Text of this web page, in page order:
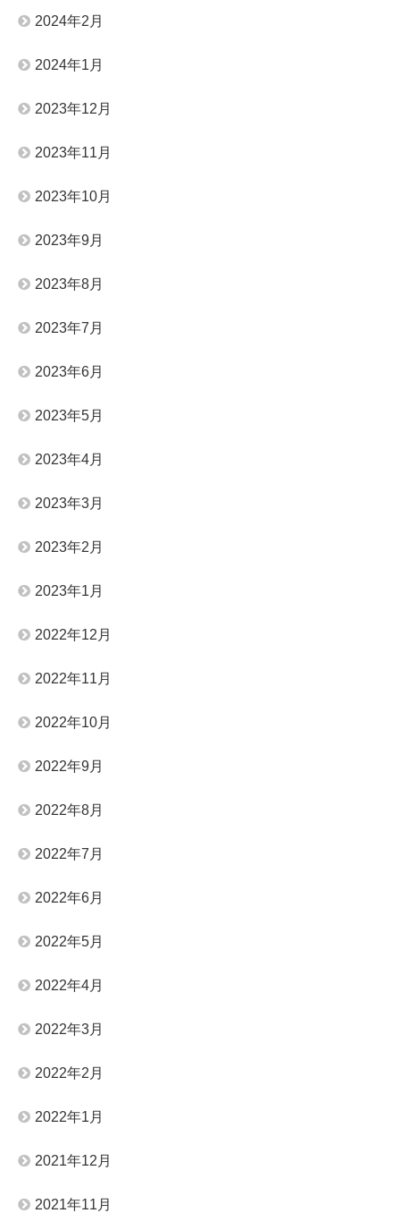
2024年2月
2024年1月
2023年12月
2023年11月
2023年10月
2023年9月
2023年8月
2023年7月
2023年6月
2023年5月
2023年4月
2023年3月
2023年2月
2023年1月
2022年12月
2022年11月
2022年10月
2022年9月
2022年8月
2022年7月
2022年6月
2022年5月
2022年4月
2022年3月
2022年2月
2022年1月
2021年12月
2021年11月